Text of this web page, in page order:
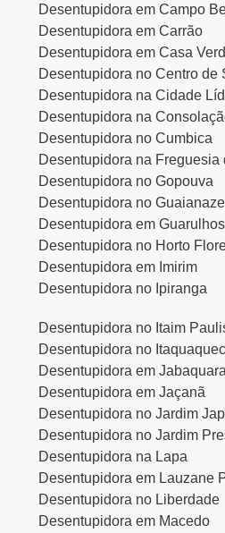
Desentupidora em Campo
Desentupidora em Carrão
Desentupidora em Casa
Desentupidora no Centro de
Desentupidora na Cidade
Desentupidora na
Desentupidora no Cumbica
Desentupidora na Freguesia
Desentupidora no Gopouva
Desentupidora no
Desentupidora em Guarulhos
Desentupidora no Horto
Desentupidora em Imirim
Desentupidora no Ipiranga
Desentupidora no Itaim
Desentupidora no
Desentupidora em Jabaquara
Desentupidora em Jaçanã
Desentupidora no Jardim
Desentupidora no Jardim
Desentupidora na Lapa
Desentupidora em Lauzane
Desentupidora no Liberdade
Desentupidora em Macedo